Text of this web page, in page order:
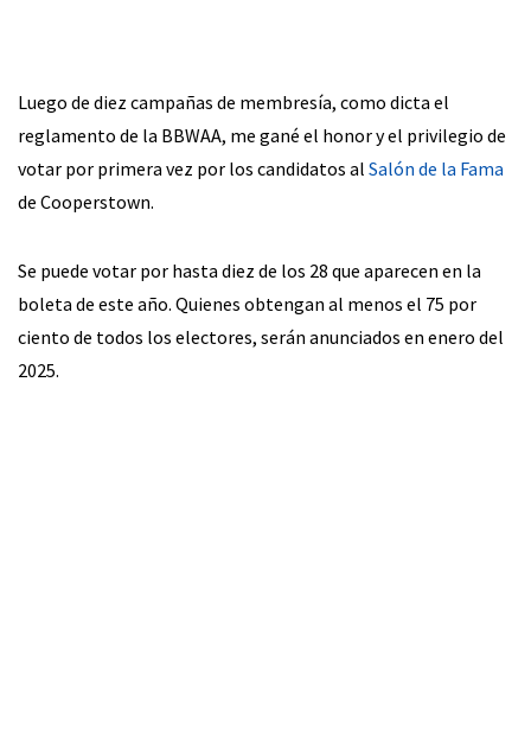
Luego de diez campañas de membresía, como dicta el
reglamento de la BBWAA, me gané el honor y el privilegio de
votar por primera vez por los candidatos al Salón de la Fama
de Cooperstown.
Se puede votar por hasta diez de los 28 que aparecen en la
boleta de este año. Quienes obtengan al menos el 75 por
ciento de todos los electores, serán anunciados en enero del
2025.